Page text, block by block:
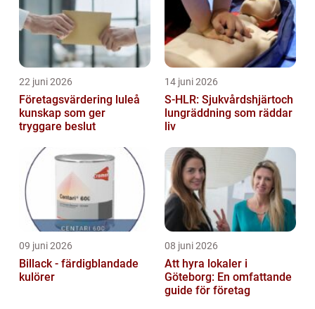
22 juni 2026
Företagsvärdering luleå
kunskap som ger
tryggare beslut
14 juni 2026
S-HLR: Sjukvårdshjärtoch
lungräddning som räddar
liv
09 juni 2026
Billack - färdigblandade
kulörer
08 juni 2026
Att hyra lokaler i
Göteborg: En omfattande
guide för företag